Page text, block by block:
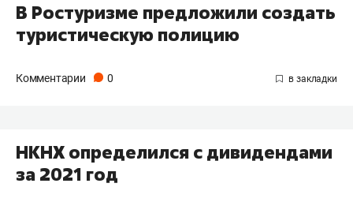
В Ростуризме предложили создать
туристическую полицию
Комментарии 0
​НКНХ определился с дивидендами
за 2021 год